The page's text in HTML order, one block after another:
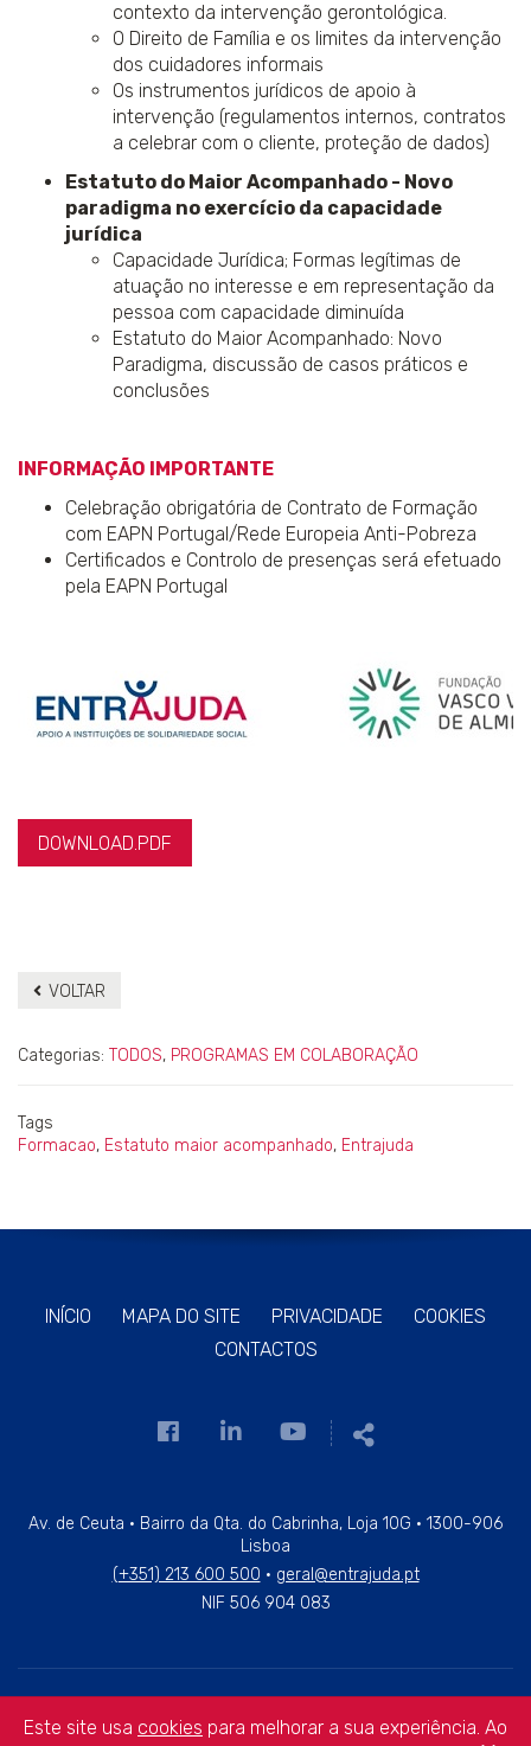
contexto da intervenção gerontológica.
O Direito de Família e os limites da intervenção
dos cuidadores informais
Os instrumentos jurídicos de apoio à
intervenção (regulamentos internos, contratos
a celebrar com o cliente, proteção de dados)
Estatuto do Maior Acompanhado - Novo
paradigma no exercício da capacidade
jurídica
Capacidade Jurídica; Formas legítimas de
atuação no interesse e em representação da
pessoa com capacidade diminuída
Estatuto do Maior Acompanhado: Novo
Paradigma, discussão de casos práticos e
conclusões
INFORMAÇÃO IMPORTANTE
Celebração obrigatória de Contrato de Formação
com EAPN Portugal/Rede Europeia Anti-Pobreza
Certificados e Controlo de presenças será efetuado
pela EAPN Portugal
DOWNLOAD.PDF
VOLTAR
Categorias: TODOS, PROGRAMAS EM COLABORAÇÃO
Tags
Formacao, Estatuto maior acompanhado, Entrajuda
INÍCIO MAPA DO SITE PRIVACIDADE
COOKIES
CONTACTOS
Link
página
Facebook
Link
página
de
Linkedin
Link
página
Youtube
Av. de Ceuta · Bairro da Qta. do Cabrinha, Loja 10G · 1300-906
Lisboa
(+351) 213 600 500 · geral@entrajuda.pt
NIF 506 904 083
Copyright © 2026 ENTRAJUDA — All Rights Reserved.
WebDesign byGlobal Pixel
Este site usa cookies para melhorar a sua experiência. Ao